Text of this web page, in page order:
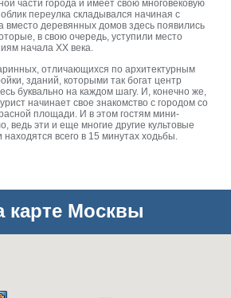
части города и имеет свою многовековую
переулка складывался начиная с
вместо деревянных домов здесь появились
в свою очередь, уступили место
начала XX века.
отличающихся по архитектурным
зданий, которыми так богат центр
буквально на каждом шагу. И, конечно же,
начинает свое знакомство с городом со
площади. И в этом гостям мини-
ведь эти и еще многие другие культовые
всего в 15 минутах ходьбы.
карте Москвы